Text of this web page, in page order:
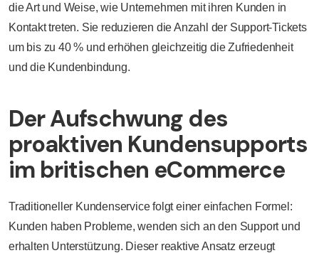
die Art und Weise, wie Unternehmen mit ihren Kunden in
Kontakt treten. Sie reduzieren die Anzahl der Support-Tickets
um bis zu 40 % und erhöhen gleichzeitig die Zufriedenheit
und die Kundenbindung.
Der Aufschwung des
proaktiven Kundensupports
im britischen eCommerce
Traditioneller Kundenservice folgt einer einfachen Formel:
Kunden haben Probleme, wenden sich an den Support und
erhalten Unterstützung. Dieser reaktive Ansatz erzeugt